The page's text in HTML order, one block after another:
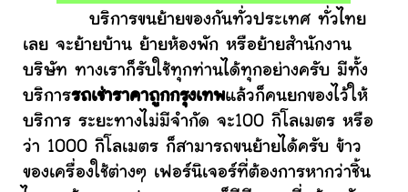
บริการขนย้ายของกันทั่วประเทศ ทั่วไทย
เลย จะย้ายบ้าน ย้ายห้องพัก หรือย้ายสำนักงาน
บริษัท ทางเราก็รับใช้ทุกท่านได้ทุกอย่างครับ มีทั้ง
บริการรถเช่าราคาถูกกรุงเทพแล้วก็คนยกของไว้ให้
บริการ ระยะทางไม่มีจำกัด จะ100 กิโลเมตร หรือ
ว่า 1000 กิโลเมตร ก็สามารถขนย้ายได้ครับ ข้าว
ของเครื่องใช้ต่างๆ เฟอร์นิเจอร์ที่ต้องการหากว่าชิ้น